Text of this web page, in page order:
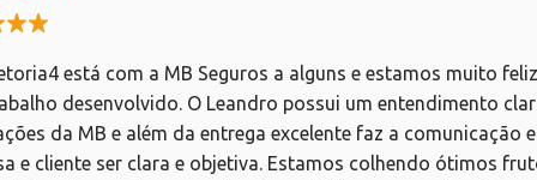
está com a MB Seguros a alguns e estamos muito
desenvolvido. O Leandro possui um entendimento
da MB e além da entrega excelente faz a comunicação
e cliente ser clara e objetiva. Estamos colhendo ótimos